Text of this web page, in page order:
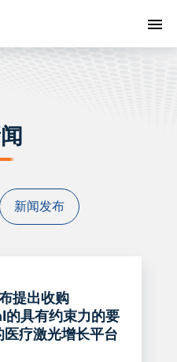
切
新闻发布
提出收购
具有约束力的要
疗激光增长平台